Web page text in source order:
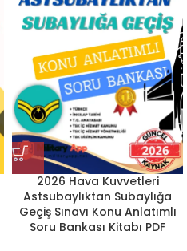
2026 Hava Kuvvetleri
Astsubaylıktan Subaylığa
Geçiş Sınavı Konu Anlatımlı
Soru Bankası Kitabı PDF